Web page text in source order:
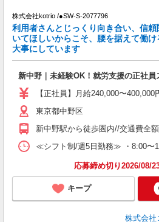
株式会社kotrio /●SW-S-2077796
利用者さんとじっくり向き合い、信頼
いてほしいからこそ、腰を据えて働け
大事にしています
新中野｜未経験OK！就労支援の正社員
【正社員】月給240,000〜
東京都中野区
新中野駅から徒歩圏内//交通費全
≪シフト制/週5日勤務≫ ・8:00〜
応募締め切り2026/08/
キープ
株式会社